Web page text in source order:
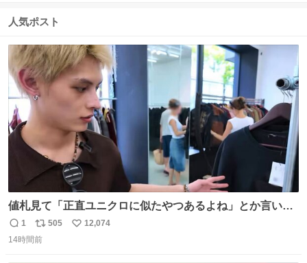
数
ス
数
人気ポスト
値札見て「正直ユニクロに似たやつあるよね」とか言い出
すの好きすぎるWWWWWWWWWWWWW こちら側と同じ
感覚助かる🙂‍↕️🙂‍↕️🙂‍↕️
返
信
1
リ
ポ
505
い
12,074
14時間前